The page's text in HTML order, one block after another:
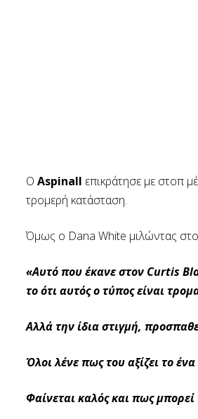
Ο Aspinall επικράτησε με στοπ
τρομερή κατάσταση.
Όμως ο Dana White μιλώντας
«Αυτό που έκανε στον Curtis
το ότι αυτός ο τύπος είναι
Αλλά την ίδια στιγμή,
Όλοι λένε πως του αξίζει το
Φαίνεται καλός και πως